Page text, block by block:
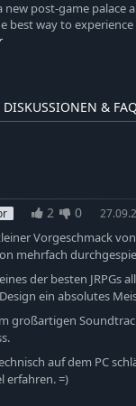
new post-game
best way to
DISKUSSIONEN &
2 0
Vorgeschmack
mehrfach
der besten JRPGs
ein absolutes
großartigen
auf dem PC
erfahren. =)